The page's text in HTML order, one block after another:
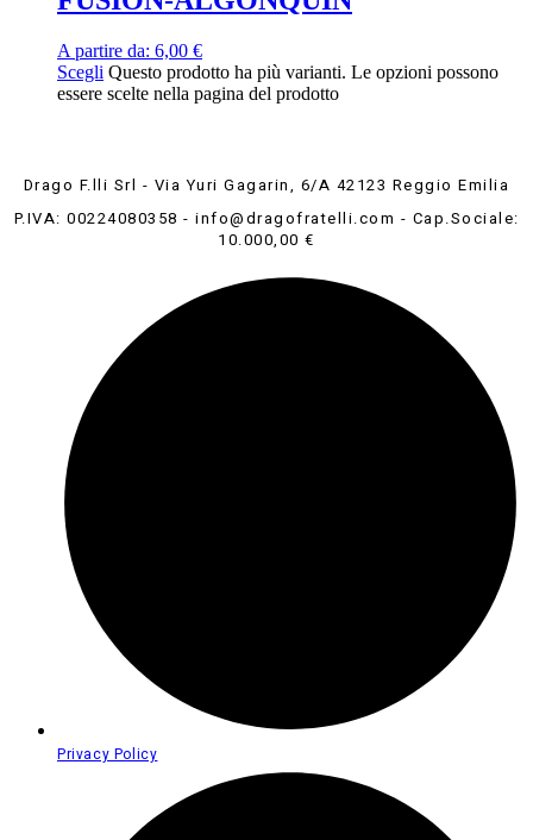
A partire da: 6,00 €
Scegli Questo prodotto ha più varianti. Le opzioni possono
essere scelte nella pagina del prodotto
Drago F.lli Srl - Via Yuri Gagarin, 6/A 42123 Reggio Emilia
P.IVA: 00224080358 - info@dragofratelli.com - Cap.Sociale:
10.000,00 €
Privacy Policy